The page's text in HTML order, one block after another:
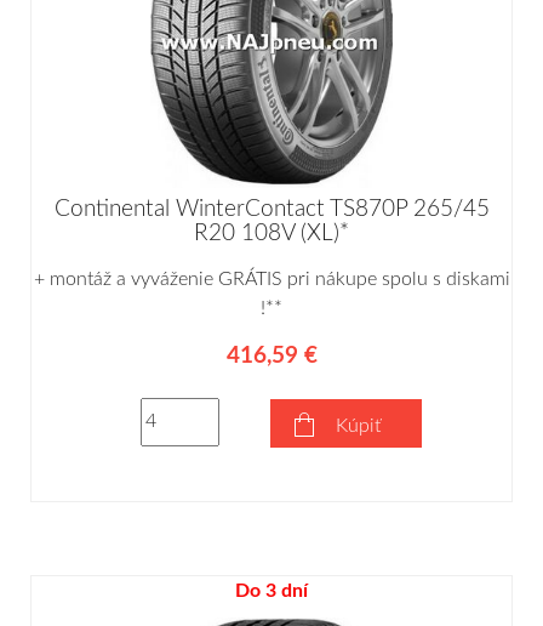
Continental WinterContact TS870P 265/45
R20 108V (XL)*
+ montáž a vyváženie GRÁTIS pri nákupe spolu s diskami
!**
416,59 €
Kúpiť
Do 3 dní